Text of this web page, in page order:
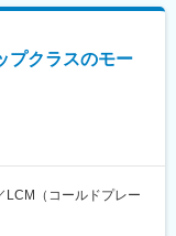
プクラスのモー
LCM（コールドプレー